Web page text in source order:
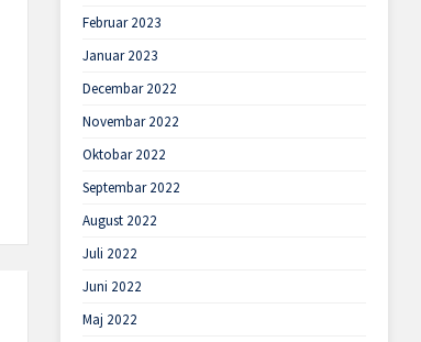
Februar 2023
Januar 2023
Decembar 2022
Novembar 2022
Oktobar 2022
Septembar 2022
August 2022
Juli 2022
Juni 2022
Maj 2022